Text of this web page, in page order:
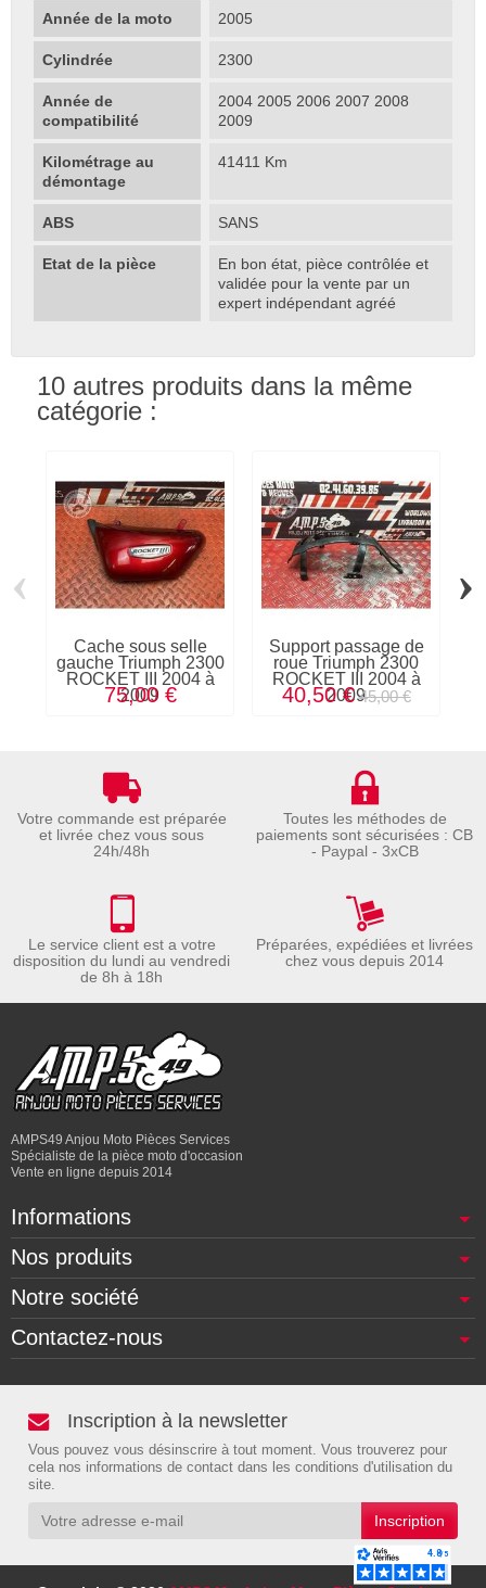
Année de la moto 2005
Cylindrée 2300
Année de
compatibilité
2004 2005 2006 2007 2008
2009
Kilométrage au
démontage
41411 Km
ABS SANS
Etat de la pièce
En bon état, pièce contrôlée et
validée pour la vente par un
expert indépendant agréé
10 autres produits dans la même
catégorie :
Cache sous selle
gauche Triumph 2300
ROCKET III 2004 à
2009
75,00 €
Support passage de
roue Triumph 2300
ROCKET III 2004 à
2009
40,50 € 45,00 €
‹ ›
Votre commande est préparée
et livrée chez vous sous
24h/48h
Toutes les méthodes de
paiements sont sécurisées : CB
- Paypal - 3xCB
Le service client est a votre
disposition du lundi au vendredi
de 8h à 18h
Préparées, expédiées et livrées
chez vous depuis 2014
AMPS49 Anjou Moto Pièces Services
Spécialiste de la pièce moto d'occasion
Vente en ligne depuis 2014
Informations
Nos produits
Notre société
Contactez-nous
Inscription à la newsletter
Vous pouvez vous désinscrire à tout moment. Vous trouverez pour
cela nos informations de contact dans les conditions d'utilisation du
site.